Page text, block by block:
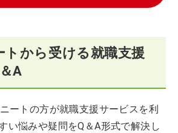
トから受ける就職支援
A
ートの方が就職支援サービスを利
い悩みや疑問をQ＆A形式で解決し